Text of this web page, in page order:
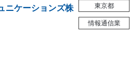
ニケーションズ株
東京都
情報通信業